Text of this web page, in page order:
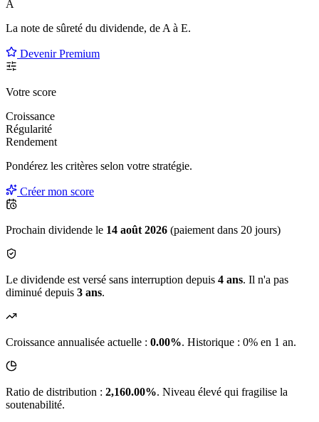
A
La note de sûreté du dividende, de A à E.
Devenir Premium
Votre score
Croissance
Régularité
Rendement
Pondérez les critères selon votre stratégie.
Créer mon score
Prochain dividende le 14 août 2026 (paiement dans 20 jours)
Le dividende est versé sans interruption depuis 4 ans. Il n'a pas
diminué depuis 3 ans.
Croissance annualisée actuelle : 0.00%. Historique : 0% en 1 an.
Ratio de distribution : 2,160.00%. Niveau élevé qui fragilise la
soutenabilité.